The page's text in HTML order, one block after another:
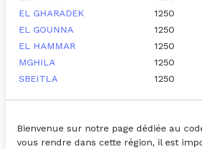
EL GHARADEK
1250
EL GOUNNA
1250
EL HAMMAR
1250
MGHILA
1250
SBEITLA
1250
Bienvenue sur notre page dédiée au
vous rendre dans cette région, il est